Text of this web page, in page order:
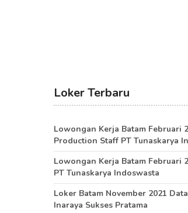
Loker Terbaru
Lowongan Kerja Batam Februari
Production Staff PT Tunaskarya
Lowongan Kerja Batam Februari
PT Tunaskarya Indoswasta
Loker Batam November 2021
Inaraya Sukses Pratama